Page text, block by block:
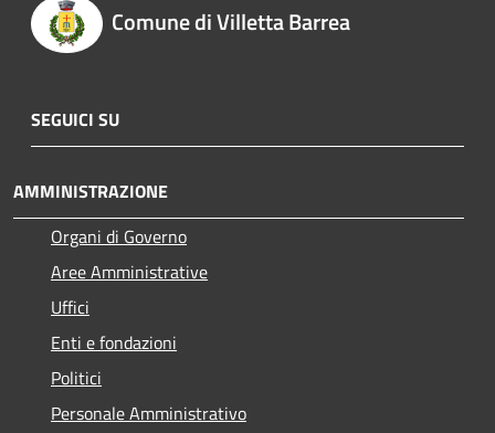
Comune di Villetta Barrea
SEGUICI SU
AMMINISTRAZIONE
Organi di Governo
Aree Amministrative
Uffici
Enti e fondazioni
Politici
Personale Amministrativo